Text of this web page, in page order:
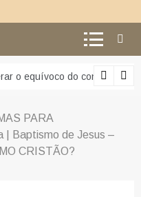
o equívoco do conflito
PARA
| Baptismo de Jesus –
CRISTÃO?